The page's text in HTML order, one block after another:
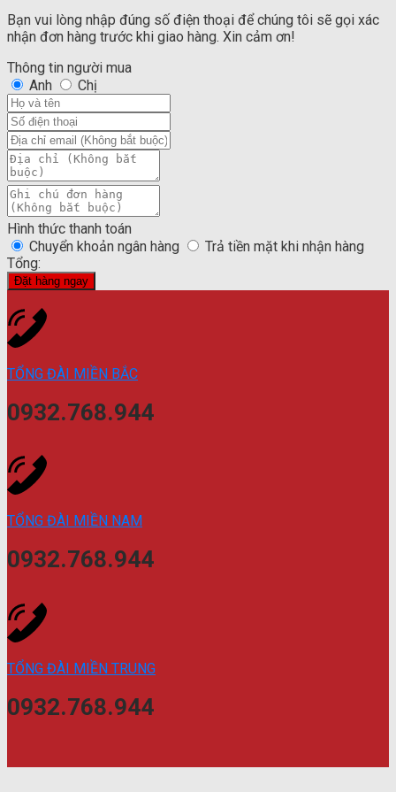
là:
150.000.000 ₫.
hiện
tại
128.000.000 ₫.
Bạn vui lòng nhập đúng số điện thoại để chúng tôi sẽ gọi xác
nhận đơn hàng trước khi giao hàng. Xin cảm ơn!
Thông tin người mua
Anh
Chị
Hình thức thanh toán
Chuyển khoản ngân hàng
Trả tiền mặt khi nhận hàng
Tổng:
Đặt hàng ngay
TỔNG ĐÀI MIỀN BẮC
0932.768.944
TỔNG ĐÀI MIỀN NAM
0932.768.944
TỔNG ĐÀI MIỀN TRUNG
0932.768.944